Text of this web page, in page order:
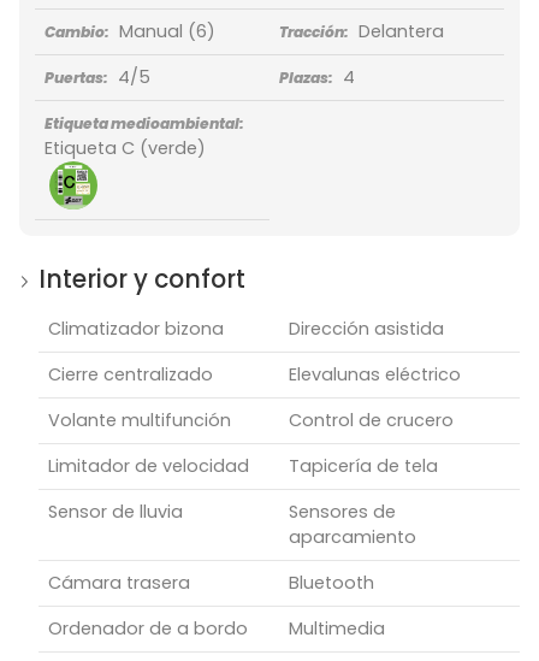
Cambio: Manual (6) Tracción: Delantera
Puertas: 4/5 Plazas: 4
Etiqueta medioambiental:
Etiqueta C (verde)
Interior y confort
Climatizador bizona
Dirección asistida
Cierre centralizado
Elevalunas eléctrico
Volante multifunción
Control de crucero
Limitador de velocidad
Tapicería de tela
Sensor de lluvia
Sensores de
aparcamiento
Cámara trasera
Bluetooth
Ordenador de a bordo
Multimedia